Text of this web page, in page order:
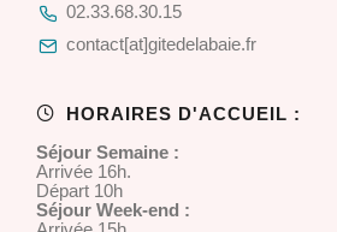
02.33.68.30.15
contact[at]gitedelabaie.fr
HORAIRES D'ACCUEIL :
Séjour Semaine :
Arrivée 16h.
Départ 10h
Séjour Week-end :